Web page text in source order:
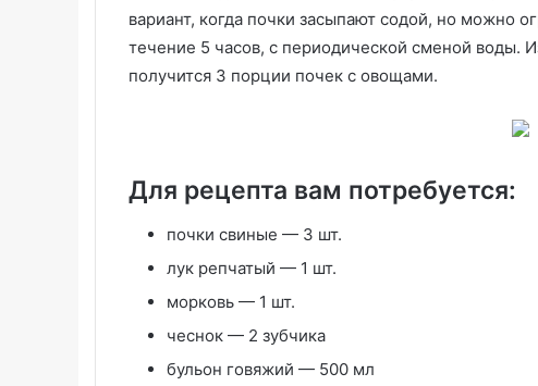
вариант, когда почки засыпают содой, но можно
течение 5 часов, с периодической сменой воды.
получится 3 порции почек с овощами.
Для рецепта вам потребуется:
почки свиные — 3 шт.
лук репчатый — 1 шт.
морковь — 1 шт.
чеснок — 2 зубчика
бульон говяжий — 500 мл
Панкейки рецепт
Скандинавский
дизайн
ванной
и
Hygge
Скандинавский
комнаты: Белый
уют Hygge